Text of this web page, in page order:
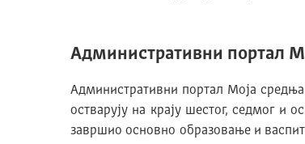
Административни портал
Административни портал Моја
остварују на крају шестог, седмог и
завршио основно образовање и